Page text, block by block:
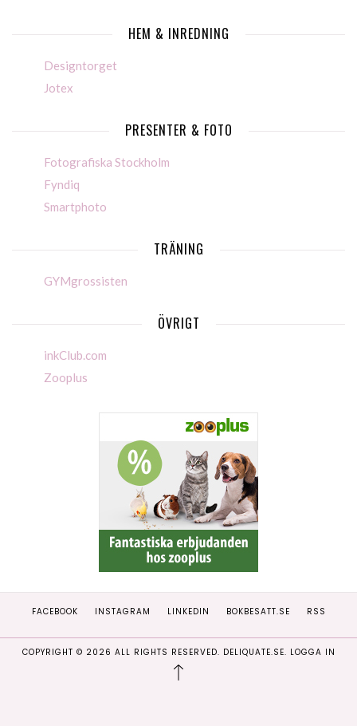
HEM & INREDNING
Designtorget
Jotex
PRESENTER & FOTO
Fotografiska Stockholm
Fyndiq
Smartphoto
TRÄNING
GYMgrossisten
ÖVRIGT
inkClub.com
Zooplus
FACEBOOK INSTAGRAM LINKEDIN BOKBESATT.SE RSS
COPYRIGHT © 2026 ALL RIGHTS RESERVED. DELIQUATE.SE. LOGGA IN